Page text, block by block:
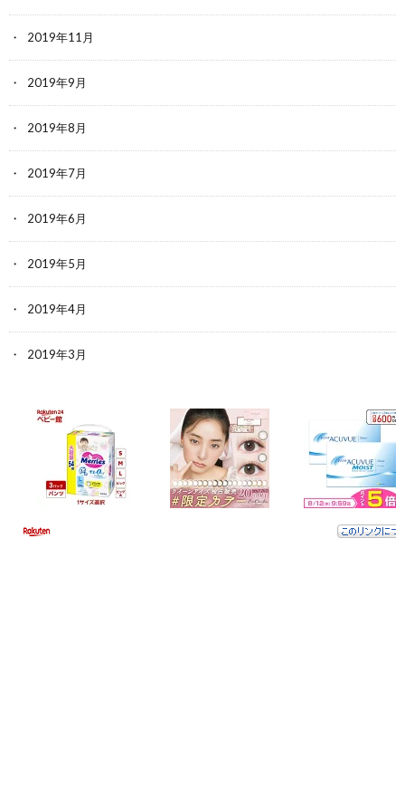
2019年11月
2019年9月
2019年8月
2019年7月
2019年6月
2019年5月
2019年4月
2019年3月